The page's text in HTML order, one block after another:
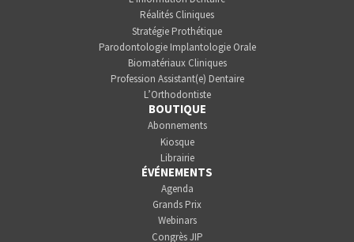
Réalités Cliniques
Stratégie Prothétique
Parodontologie Implantologie Orale
Biomatériaux Cliniques
Profession Assistant(e) Dentaire
L’Orthodontiste
BOUTIQUE
Abonnements
Kiosque
Librairie
ÉVÉNEMENTS
Agenda
Grands Prix
Webinars
Congrès JIP